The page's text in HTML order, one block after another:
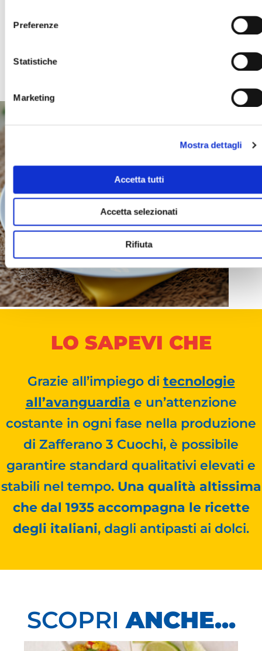
Preferenze
Statistiche
Marketing
Mostra dettagli
Accetta tutti
Accetta selezionati
Rifiuta
avocado e pomodorini.
LO SAPEVI CHE
Grazie all’impiego di tecnologie
all’avanguardia e un’attenzione
costante in ogni fase nella produzione
di Zafferano 3 Cuochi, è possibile
garantire standard qualitativi elevati e
stabili nel tempo. Una qualità altissima
che dal 1935 accompagna le ricette
degli italiani, dagli antipasti ai dolci.
SCOPRIANCHE...